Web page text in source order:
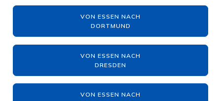
VON ESSEN NACH
DORTMUND
VON ESSEN NACH
DRESDEN
VON ESSEN NACH